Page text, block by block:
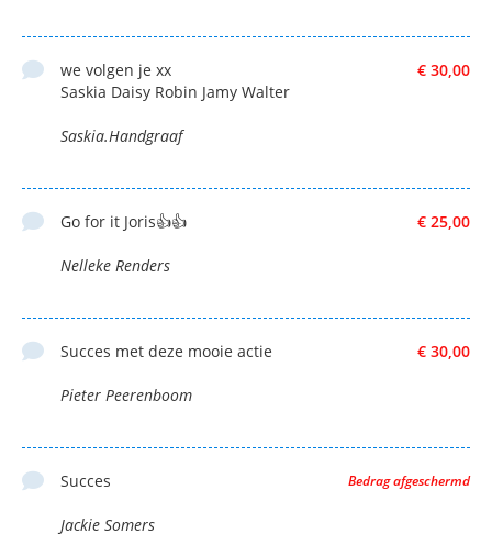
€ 30,00
we volgen je xx
Saskia Daisy Robin Jamy Walter
Saskia.Handgraaf
€ 25,00
Go for it Joris👍👍
Nelleke Renders
€ 30,00
Succes met deze mooie actie
Pieter Peerenboom
Bedrag afgeschermd
Succes
Jackie Somers